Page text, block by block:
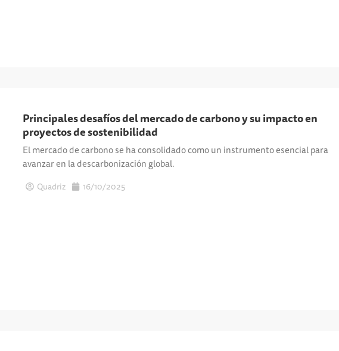
Principales desafíos del mercado de carbono y su impacto en
proyectos de sostenibilidad
El mercado de carbono se ha consolidado como un instrumento esencial para
avanzar en la descarbonización global.
Quadriz 16/10/2025